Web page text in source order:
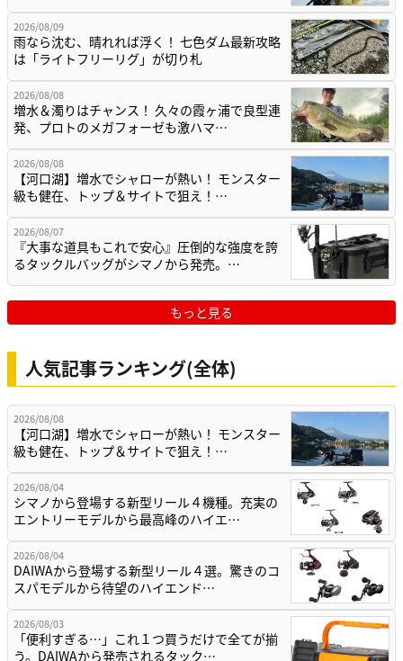
2026/08/09
雨なら沈む、晴れれば浮く！ 七色ダム最新攻略
は「ライトフリーリグ」が切り札
2026/08/08
増水＆濁りはチャンス！ 久々の霞ヶ浦で良型連
発、プロトのメガフォーゼも激ハマ…
2026/08/08
【河口湖】増水でシャローが熱い！ モンスター
級も健在、トップ＆サイトで狙え！…
2026/08/07
『大事な道具もこれで安心』圧倒的な強度を誇
るタックルバッグがシマノから発売。…
もっと見る
人気記事ランキング(全体)
2026/08/08
【河口湖】増水でシャローが熱い！ モンスター
級も健在、トップ＆サイトで狙え！…
2026/08/04
シマノから登場する新型リール４機種。充実の
エントリーモデルから最高峰のハイエ…
2026/08/04
DAIWAから登場する新型リール４選。驚きのコ
スパモデルから待望のハイエンド…
2026/08/03
「便利すぎる…」これ１つ買うだけで全てが揃
う。DAIWAから発売されるタック…